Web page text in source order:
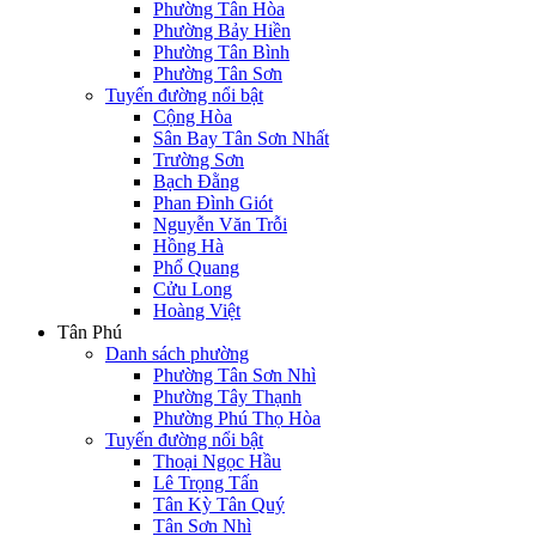
Phường Tân Hòa
Phường Bảy Hiền
Phường Tân Bình
Phường Tân Sơn
Tuyến đường nổi bật
Cộng Hòa
Sân Bay Tân Sơn Nhất
Trường Sơn
Bạch Đằng
Phan Đình Giót
Nguyễn Văn Trỗi
Hồng Hà
Phổ Quang
Cửu Long
Hoàng Việt
Tân Phú
Danh sách phường
Phường Tân Sơn Nhì
Phường Tây Thạnh
Phường Phú Thọ Hòa
Tuyến đường nổi bật
Thoại Ngọc Hầu
Lê Trọng Tấn
Tân Kỳ Tân Quý
Tân Sơn Nhì